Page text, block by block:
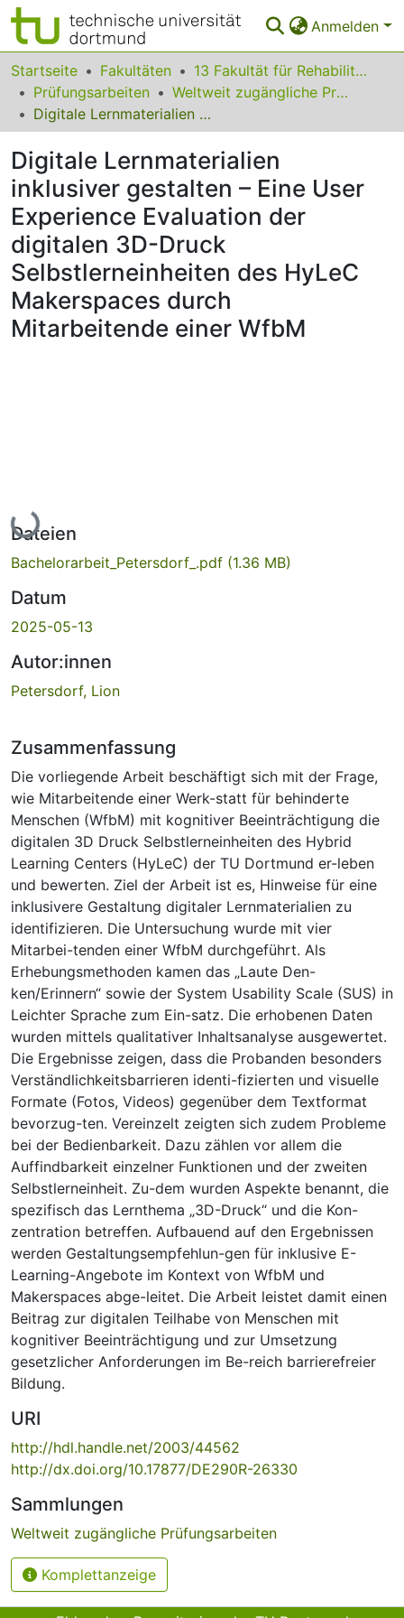
Anmelden
Bereiche & Sammlungen
Das gesamte Repositorium
FAQ
Leitlinien
Zurück zur Startseite
Startseite Fakultäten
13 Fakultät für Rehabilitationswissenschaften
Prüfungsarbeiten
Weltweit zugängliche Prüfungsarbeiten
Digitale Lernmaterialien inklusiver gestalten – Eine User Experience Evaluation der digitalen 3D-Druck Selbstlerneinheiten des HyLeC Makerspaces durch Mitarbeitende einer WfbM
Digitale Lernmaterialien
inklusiver gestalten – Eine User
Experience Evaluation der
digitalen 3D-Druck
Selbstlerneinheiten des HyLeC
Makerspaces durch
Mitarbeitende einer WfbM
Lade...
Dateien
Bachelorarbeit_Petersdorf_.pdf (1.36 MB)
Datum
2025-05-13
Autor:innen
Petersdorf, Lion
Zusammenfassung
Die vorliegende Arbeit beschäftigt sich mit der Frage,
wie Mitarbeitende einer Werk-statt für behinderte
Menschen (WfbM) mit kognitiver Beeinträchtigung die
digitalen 3D Druck Selbstlerneinheiten des Hybrid
Learning Centers (HyLeC) der TU Dortmund er-leben
und bewerten. Ziel der Arbeit ist es, Hinweise für eine
inklusivere Gestaltung digitaler Lernmaterialien zu
identifizieren. Die Untersuchung wurde mit vier
Mitarbei-tenden einer WfbM durchgeführt. Als
Erhebungsmethoden kamen das „Laute Den-
ken/Erinnern“ sowie der System Usability Scale (SUS) in
Leichter Sprache zum Ein-satz. Die erhobenen Daten
wurden mittels qualitativer Inhaltsanalyse ausgewertet.
Die Ergebnisse zeigen, dass die Probanden besonders
Verständlichkeitsbarrieren identi-fizierten und visuelle
Formate (Fotos, Videos) gegenüber dem Textformat
bevorzug-ten. Vereinzelt zeigten sich zudem Probleme
bei der Bedienbarkeit. Dazu zählen vor allem die
Auffindbarkeit einzelner Funktionen und der zweiten
Selbstlerneinheit. Zu-dem wurden Aspekte benannt, die
spezifisch das Lernthema „3D-Druck“ und die Kon-
zentration betreffen. Aufbauend auf den Ergebnissen
werden Gestaltungsempfehlun-gen für inklusive E-
Learning-Angebote im Kontext von WfbM und
Makerspaces abge-leitet. Die Arbeit leistet damit einen
Beitrag zur digitalen Teilhabe von Menschen mit
kognitiver Beeinträchtigung und zur Umsetzung
gesetzlicher Anforderungen im Be-reich barrierefreier
Bildung.
URI
http://hdl.handle.net/2003/44562
http://dx.doi.org/10.17877/DE290R-26330
Sammlungen
Weltweit zugängliche Prüfungsarbeiten
Komplettanzeige